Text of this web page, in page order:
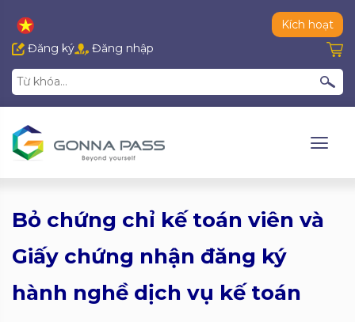
Kích hoạt
Đăng ký
Đăng nhập
Bỏ chứng chỉ kế toán viên và
Giấy chứng nhận đăng ký
hành nghề dịch vụ kế toán